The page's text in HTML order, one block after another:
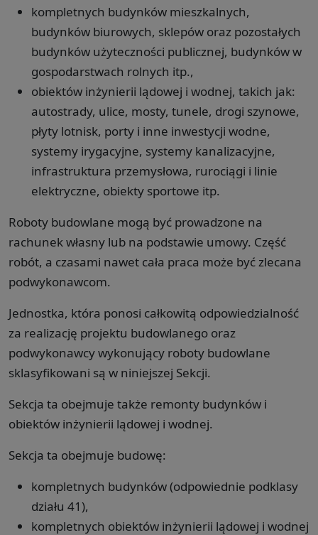
kompletnych budynków mieszkalnych,
budynków biurowych, sklepów oraz pozostałych
budynków użyteczności publicznej, budynków w
gospodarstwach rolnych itp.,
obiektów inżynierii lądowej i wodnej, takich jak:
autostrady, ulice, mosty, tunele, drogi szynowe,
płyty lotnisk, porty i inne inwestycji wodne,
systemy irygacyjne, systemy kanalizacyjne,
infrastruktura przemysłowa, rurociągi i linie
elektryczne, obiekty sportowe itp.
Roboty budowlane mogą być prowadzone na
rachunek własny lub na podstawie umowy. Część
robót, a czasami nawet cała praca może być zlecana
podwykonawcom.
Jednostka, która ponosi całkowitą odpowiedzialność
za realizację projektu budowlanego oraz
podwykonawcy wykonujący roboty budowlane
sklasyfikowani są w niniejszej Sekcji.
Sekcja ta obejmuje także remonty budynków i
obiektów inżynierii lądowej i wodnej.
Sekcja ta obejmuje budowę:
kompletnych budynków (odpowiednie podklasy
działu 41),
kompletnych obiektów inżynierii lądowej i wodnej